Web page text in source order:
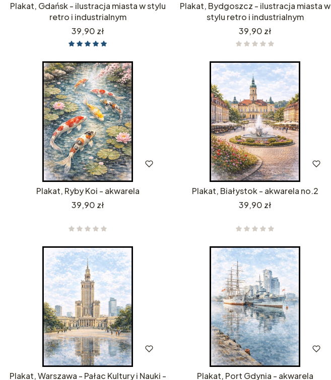
Plakat, Gdańsk - ilustracja miasta w stylu
retro i industrialnym
Cena
39,90 zł
Plakat, Bydgoszcz - ilustracja miasta w
stylu retro i industrialnym
Cena
39,90 zł
Plakat, Ryby Koi - akwarela
Cena
39,90 zł
Plakat, Białystok - akwarela no.2
Cena
39,90 zł
Plakat, Warszawa - Pałac Kultury i Nauki - Plakat, Port Gdynia - akwarela